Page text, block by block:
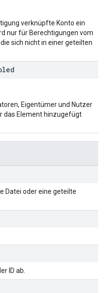
verknüpfte Konto ein
nur für Berechtigungen vom
sich nicht in einer geteilten
Eigentümer und Nutzer
das Element hinzugefügt
Datei oder eine geteilte
ID ab.